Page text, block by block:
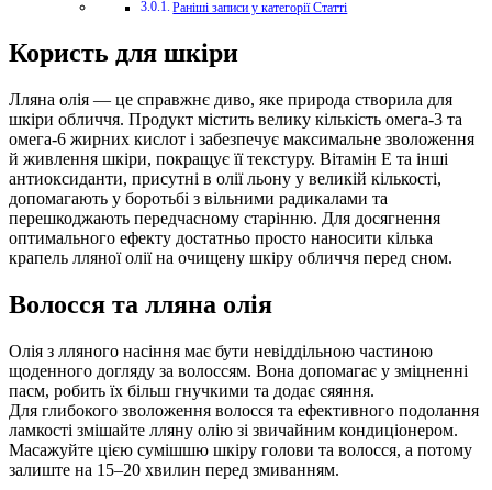
Раніші записи у категорії Статті
Користь для шкіри
Лляна олія — це справжнє диво, яке природа створила для
шкіри обличчя. Продукт містить велику кількість омега-3 та
омега-6 жирних кислот і забезпечує максимальне зволоження
й живлення шкіри, покращує її текстуру. Вітамін Е та інші
антиоксиданти, присутні в олії льону у великій кількості,
допомагають у боротьбі з вільними радикалами та
перешкоджають передчасному старінню. Для досягнення
оптимального ефекту достатньо просто наносити кілька
крапель лляної олії на очищену шкіру обличчя перед сном.
Волосся та лляна олія
Олія з лляного насіння має бути невіддільною частиною
щоденного догляду за волоссям. Вона допомагає у зміцненні
пасм, робить їх більш гнучкими та додає сяяння.
Для глибокого зволоження волосся та ефективного подолання
ламкості змішайте лляну олію зі звичайним кондиціонером.
Масажуйте цією сумішшю шкіру голови та волосся, а потому
залиште на 15–20 хвилин перед змиванням.